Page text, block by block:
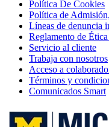
Política De Cookies
Política de
Líneas de denuncia
Reglamento de
Servicio al cliente
Trabaja con nosotros
Acceso a
Términos y
Comunicados Smart